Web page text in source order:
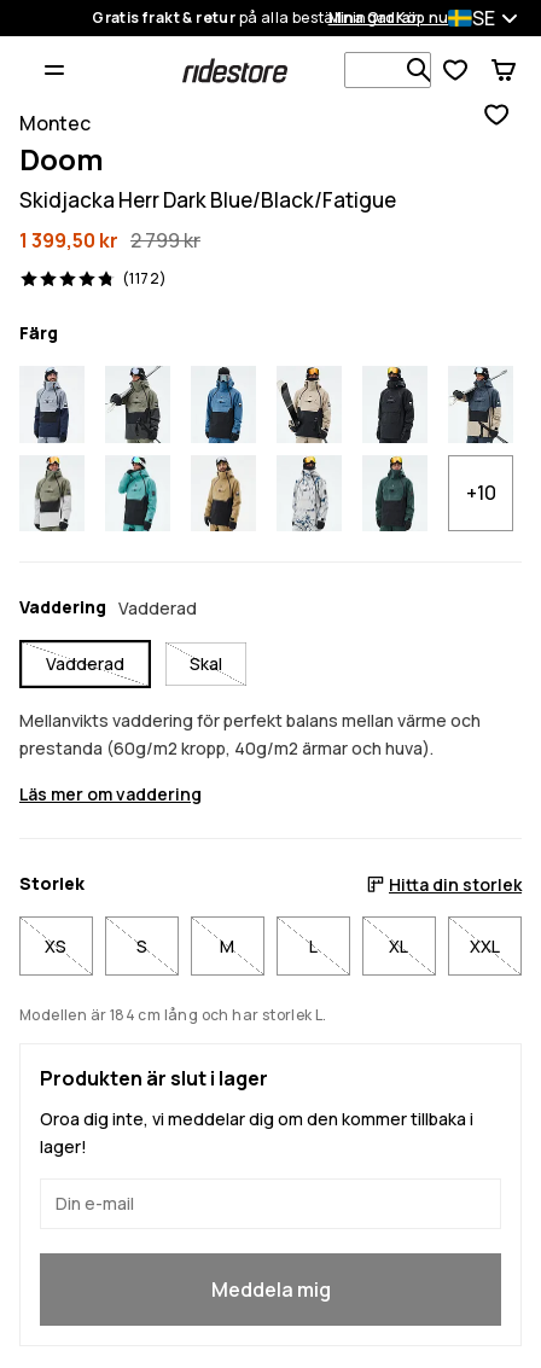
Gratis frakt & returpå alla beställningarKöp nu
Mina Ordrar SE
Sök bland
Montec
Doom
Skidjacka Herr Dark Blue/Black/Fatigue
1 399,50 kr 2 799 kr
(1172)
1172 recensioner, 4.8/5
Färg
+10
Vaddering Vadderad
Vadderad Skal
Mellanvikts vaddering för perfekt balans mellan värme och
prestanda (60g/m2 kropp, 40g/m2 ärmar och huva).
Läs mer om vaddering
Storlek Hitta din storlek
XS S M L XL XXL
Modellen är 184 cm lång och har storlek L.
Produkten är slut i lager
Oroa dig inte, vi meddelar dig om den kommer tillbaka i
lager!
Meddela mig